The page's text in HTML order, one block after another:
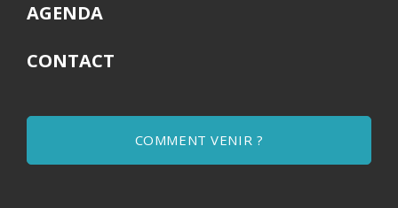
AGENDA
CONTACT
COMMENT VENIR ?